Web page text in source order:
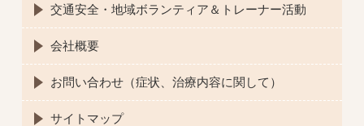
交通安全・地域ボランティア＆トレーナー活動
会社概要
お問い合わせ（症状、治療内容に関して）
サイトマップ